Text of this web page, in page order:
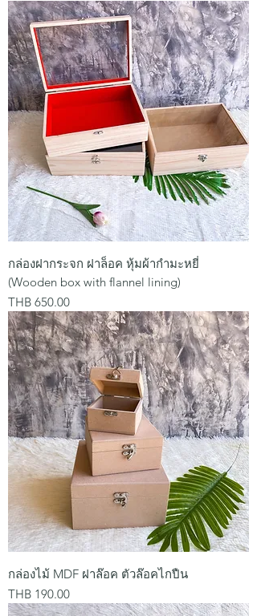
กล่องฝากระจก ฝาล็อค หุ้มผ้ากำมะหยี่
(Wooden box with flannel lining)
Price
THB 650.00
กล่องไม้ MDF ฝาล๊อค ตัวล๊อคไกปืน
Price
THB 190.00